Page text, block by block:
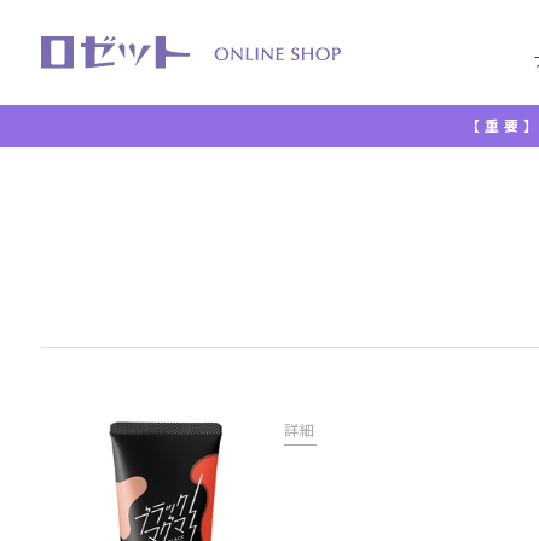
【重要
詳細